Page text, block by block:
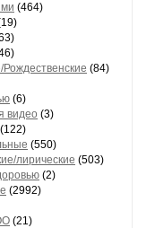
(464)
(84)
(6)
видео (3)
(122)
(550)
лирические (503)
(2)
(2992)
(21)